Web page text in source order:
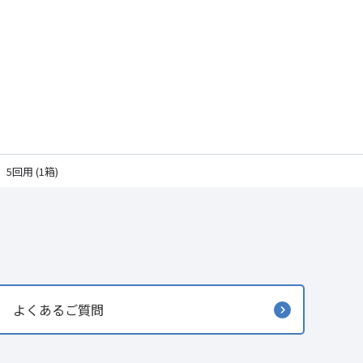
5回用 (1箱)
よくあるご質問